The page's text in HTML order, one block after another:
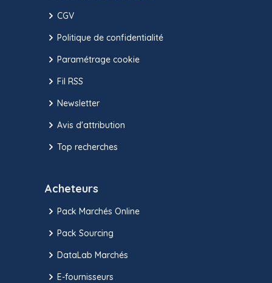
CGV
Politique de confidentialité
Paramétrage cookie
Fil RSS
Newsletter
Avis d'attribution
Top recherches
Acheteurs
Pack Marchés Online
Pack Sourcing
DataLab Marchés
E-fournisseurs